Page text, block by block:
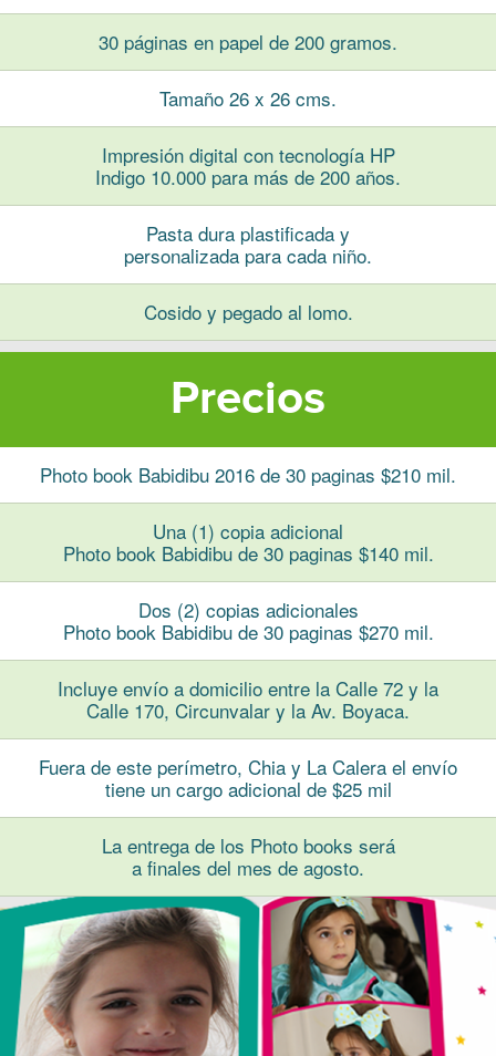
30 páginas en papel de 200 gramos.
Tamaño 26 x 26 cms.
Impresión digital con tecnología HP
Indigo 10.000 para más de 200 años.
Pasta dura plastificada y
personalizada para cada niño.
Cosido y pegado al lomo.
Precios
Photo book Babidibu 2016 de 30 paginas $210 mil.
Una (1) copia adicional
Photo book Babidibu de 30 paginas $140 mil.
Dos (2) copias adicionales
Photo book Babidibu de 30 paginas $270 mil.
Incluye envío a domicilio entre la Calle 72 y la
Calle 170, Circunvalar y la Av. Boyaca.
Fuera de este perímetro, Chia y La Calera el envío
tiene un cargo adicional de $25 mil
La entrega de los Photo books será
a finales del mes de agosto.